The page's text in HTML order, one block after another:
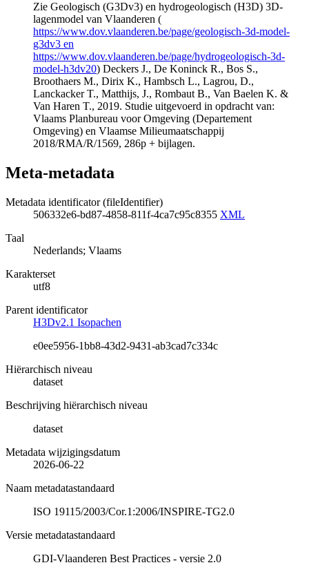
Zie Geologisch (G3Dv3) en hydrogeologisch (H3D) 3D-
lagenmodel van Vlaanderen (
https://www.dov.vlaanderen.be/page/geologisch-3d-model-
g3dv3 en
https://www.dov.vlaanderen.be/page/hydrogeologisch-3d-
model-h3dv20) Deckers J., De Koninck R., Bos S.,
Broothaers M., Dirix K., Hambsch L., Lagrou, D.,
Lanckacker T., Matthijs, J., Rombaut B., Van Baelen K. &
Van Haren T., 2019. Studie uitgevoerd in opdracht van:
Vlaams Planbureau voor Omgeving (Departement
Omgeving) en Vlaamse Milieumaatschappij
2018/RMA/R/1569, 286p + bijlagen.
Meta-metadata
Metadata identificator (fileIdentifier)
506332e6-bd87-4858-811f-4ca7c95c8355 XML
Taal
Nederlands; Vlaams
Karakterset
utf8
Parent identificator
H3Dv2.1 Isopachen
e0ee5956-1bb8-43d2-9431-ab3cad7c334c
Hiërarchisch niveau
dataset
Beschrijving hiërarchisch niveau
dataset
Metadata wijzigingsdatum
2026-06-22
Naam metadatastandaard
ISO 19115/2003/Cor.1:2006/INSPIRE-TG2.0
Versie metadatastandaard
GDI-Vlaanderen Best Practices - versie 2.0